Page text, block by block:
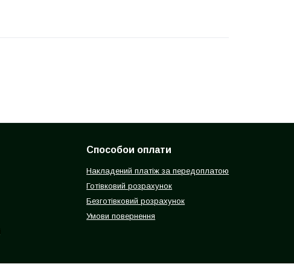
Способои оплати
Накладений платіж за передоплатою
Готівковий розрахунок
Безготівковий розрахунок
Умови повернення